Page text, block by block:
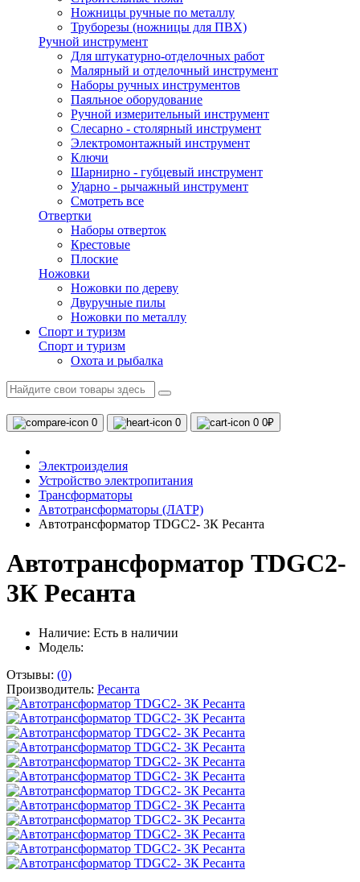
Ножницы ручные по металлу
Труборезы (ножницы для ПВХ)
Ручной инструмент
Для штукатурно-отделочных работ
Малярный и отделочный инструмент
Наборы ручных инструментов
Паяльное оборудование
Ручной измерительный инструмент
Слесарно - столярный инструмент
Электромонтажный инструмент
Ключи
Шарнирно - губцевый инструмент
Ударно - рычажный инструмент
Смотреть все
Отвертки
Наборы отверток
Крестовые
Плоские
Ножовки
Ножовки по дереву
Двуручные пилы
Ножовки по металлу
Спорт и туризм
Спорт и туризм
Охота и рыбалка
0 0 0 0₽
Электроизделия
Устройство электропитания
Трансформаторы
Автотрансформаторы (ЛАТР)
Автотрансформатор TDGC2- 3К Ресанта
Автотрансформатор TDGC2-
3К Ресанта
Наличие: Есть в наличии
Модель:
Отзывы: (0)
Производитель: Ресанта